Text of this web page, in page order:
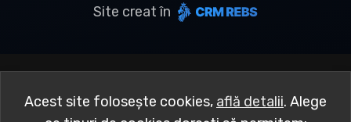
Site creat în
Acest site folosește cookies, află detalii. Alege